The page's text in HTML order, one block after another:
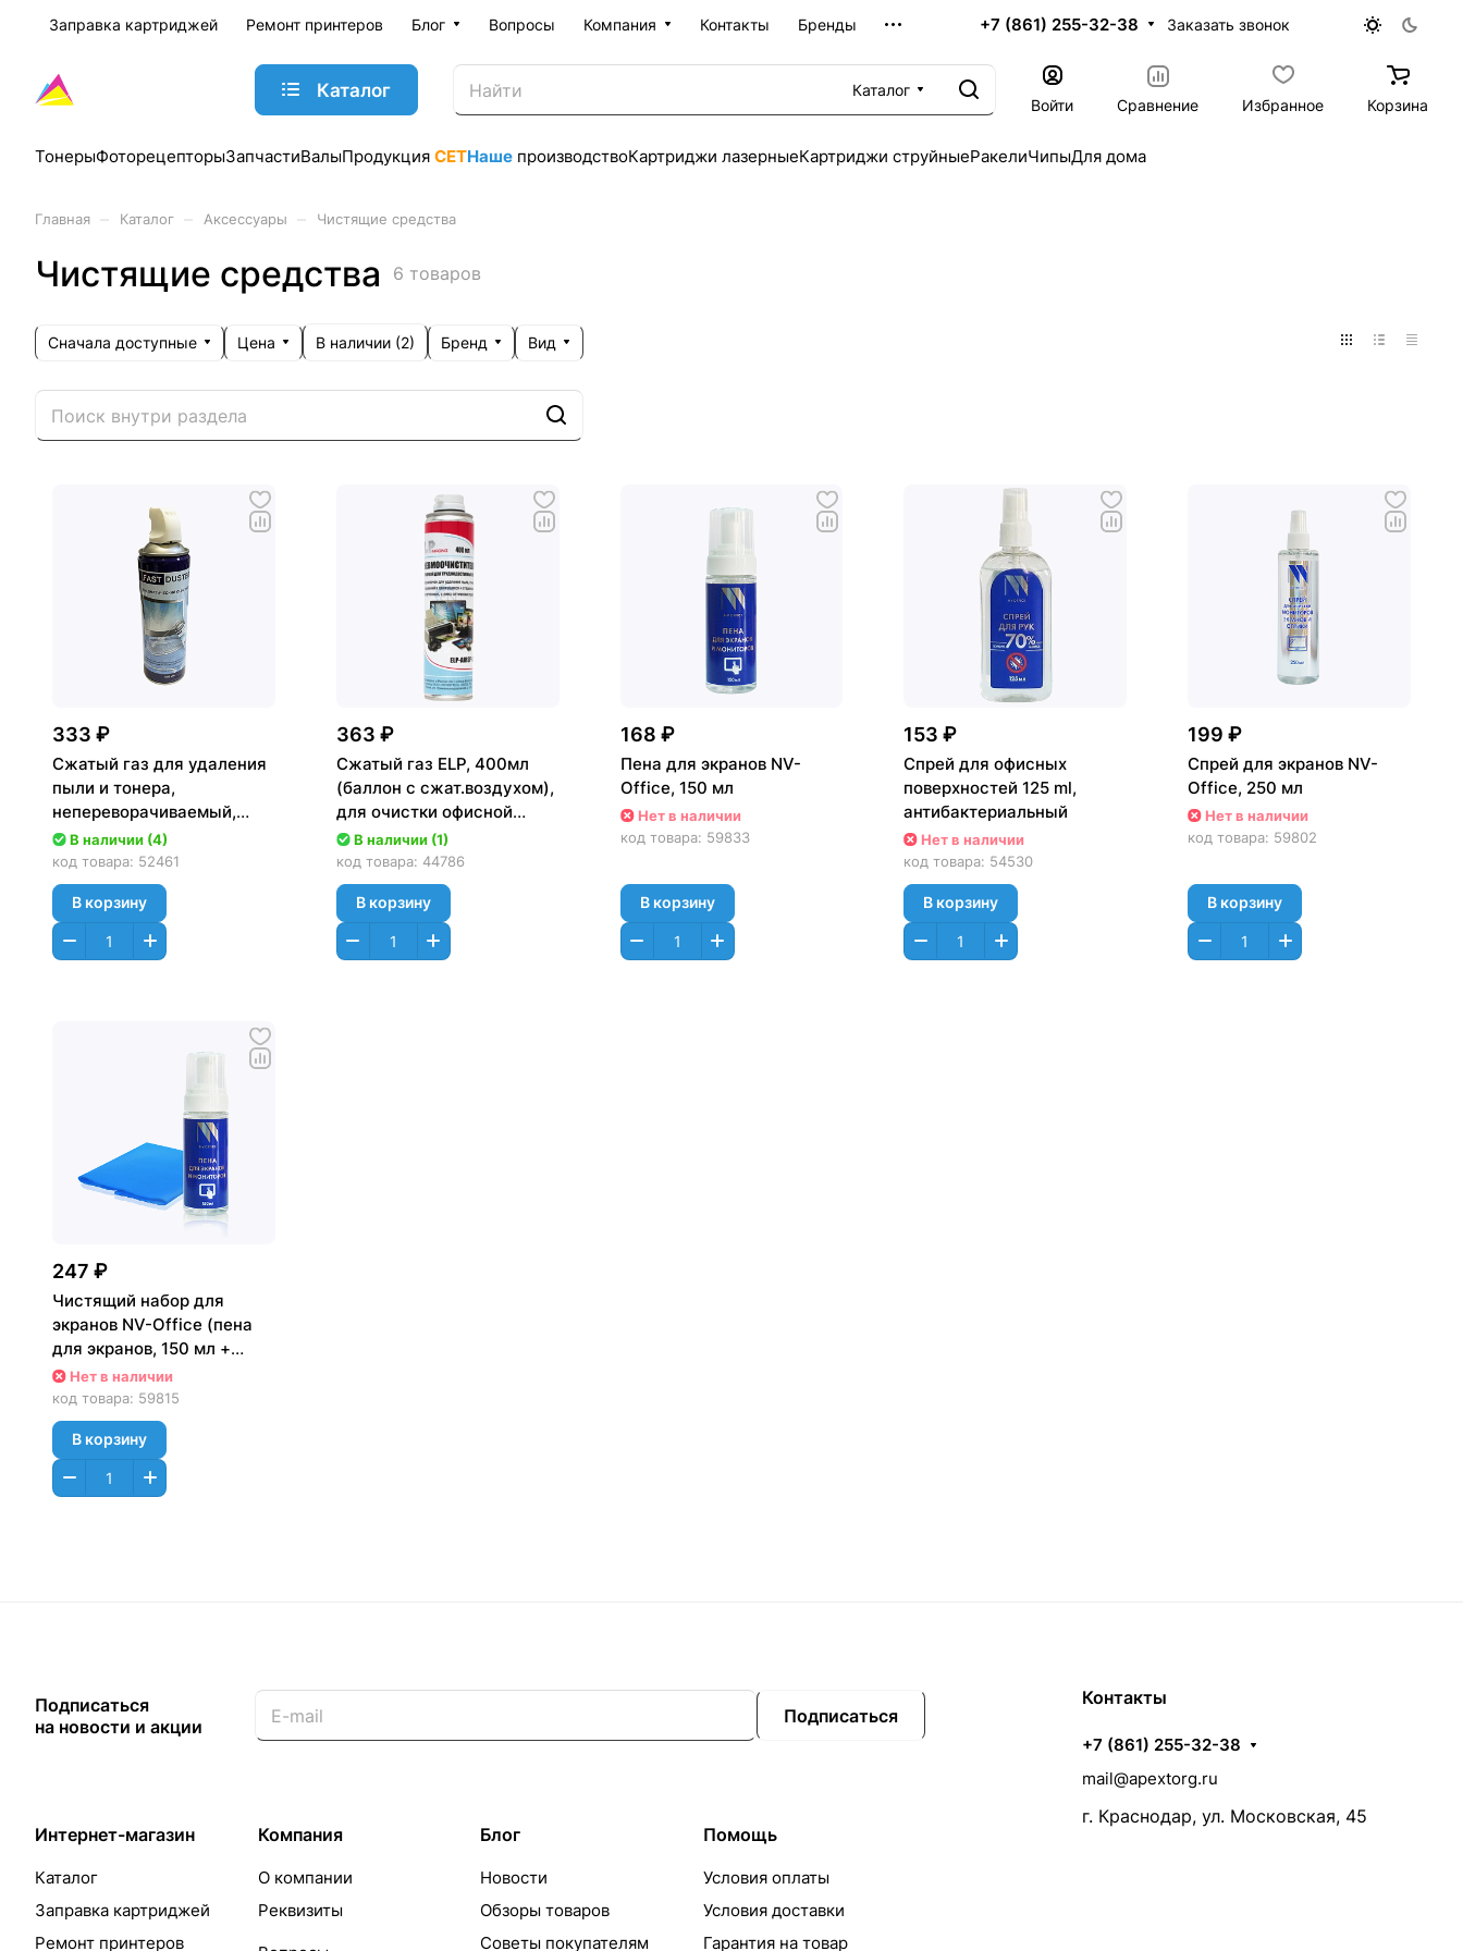
Заправка картриджей Ремонт принтеров Блог Вопросы Компания Контакты Бренды +7 (861) 255-32-38 Заказать звонок
Каталог
Каталог
Войти
Сравнение Избранное Корзина
ТонерыФоторецепторыЗапчастиВалыПродукция CETНаше производствоКартриджи лазерныеКартриджи струйныеРакелиЧипыДля дома
Главная Каталог Аксессуары Чистящие средства
Чистящие средства 6 товаров
Сначала доступные Цена В наличии (2) Бренд Вид
333 ₽
Сжатый газ для удаления
пыли и тонера,
непереворачиваемый,
(400ml/235g, с курком),
аэрозоль,Fast Duster
В наличии (4)
код товара: 52461
В корзину
363 ₽
Сжатый газ ELP, 400мл
(баллон с сжат.воздухом),
для очистки офисной
техники
В наличии (1)
код товара: 44786
В корзину
168 ₽
Пена для экранов NV-
Office, 150 мл
Нет в наличии
код товара: 59833
В корзину
153 ₽
Спрей для офисных
поверхностей 125 ml,
антибактериальный
Нет в наличии
код товара: 54530
В корзину
199 ₽
Спрей для экранов NV-
Office, 250 мл
Нет в наличии
код товара: 59802
В корзину
247 ₽
Чистящий набор для
экранов NV-Office (пена
для экранов, 150 мл +
салфетка), box
Нет в наличии
код товара: 59815
В корзину
Подписаться
на новости и акции
Подписаться
Интернет-магазин
Каталог
Заправка картриджей
Ремонт принтеров
Компания
О компании
Реквизиты
Блог
Новости
Обзоры товаров
Советы покупателям
Помощь
Условия оплаты
Условия доставки
Гарантия на товар
Контакты
+7 (861) 255-32-38
mail@apextorg.ru
г. Краснодар, ул. Московская, 45